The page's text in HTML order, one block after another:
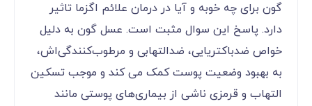
گون برای چه خوبه و آیا در درمان علائم اگزما تاثیر
دارد. پاسخ این سوال مثبت است. عسل گون به دلیل
خواص ضدباکتریایی، ضدالتهابی و مرطوب‌کنندگی‌اش،
به بهبود وضعیت پوست کمک می کند و موجب تسکین
التهاب و قرمزی ناشی از بیماری‌های پوستی مانند